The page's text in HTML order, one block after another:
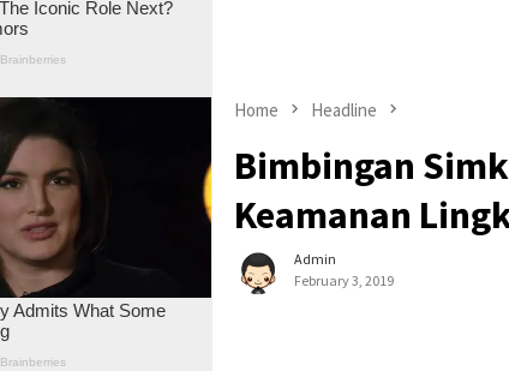
Home Headline
Bimbingan
Keamanan
Admin
February 3, 2019